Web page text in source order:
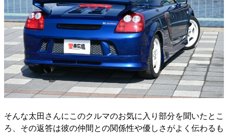
そんな太田さんにこのクルマのお気に入り部分を聞いたとこ
ろ、その返答は彼の仲間との関係性や優しさがよく伝わるも